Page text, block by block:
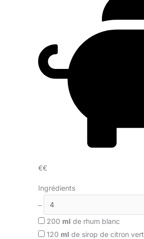
€€
Ingrédients
–
200 ml de rhum blanc
120 ml de sirop de citron vert